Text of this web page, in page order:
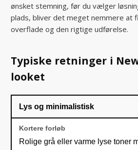
ønsket stemning, før du vælger
plads, bliver det meget nemmere at
overflade og den rigtige udførelse.
Typiske retninger i
looket
Lys og minimalistisk
Rolige grå eller varme lyse toner